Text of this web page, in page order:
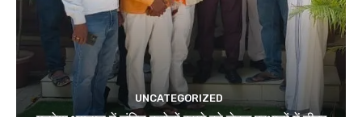
UNCATEGORIZED